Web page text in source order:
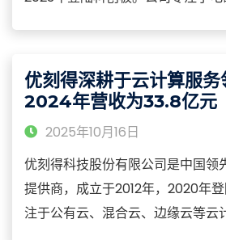
蔽材料、微波吸收材料、射频透波
等核心品类
优刻得深耕于云计算服务
2024年营收为33.8亿元
2025年10月16日
优刻得科技股份有限公司是中国领
提供商，成立于2012年，2020年
注于公有云、混合云、边缘云等云